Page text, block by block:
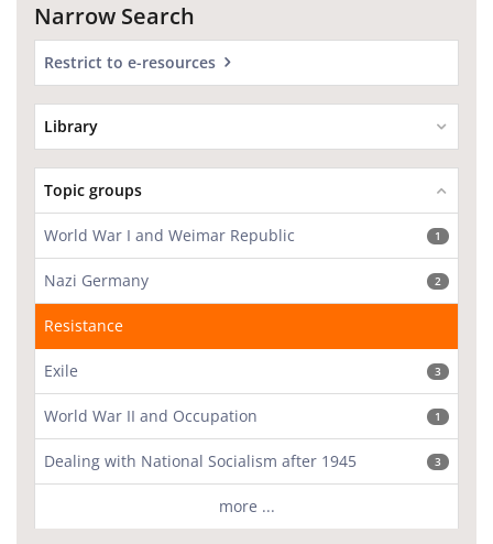
Narrow Search
Restrict to e-resources
Library
Topic groups
World War I and Weimar Republic 1
Nazi Germany 2
Resistance
Exile 3
World War II and Occupation 1
Dealing with National Socialism after 1945 3
more ...